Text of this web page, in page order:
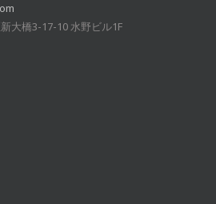
大橋3-17-10 水野ビル1F